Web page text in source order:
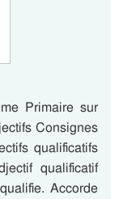
Primaire sur
Consignes
qualificatifs
qualificatif
Accorde